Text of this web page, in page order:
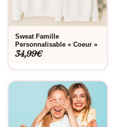
Sweat Famille
Personnalisable « Coeur »
34,99€